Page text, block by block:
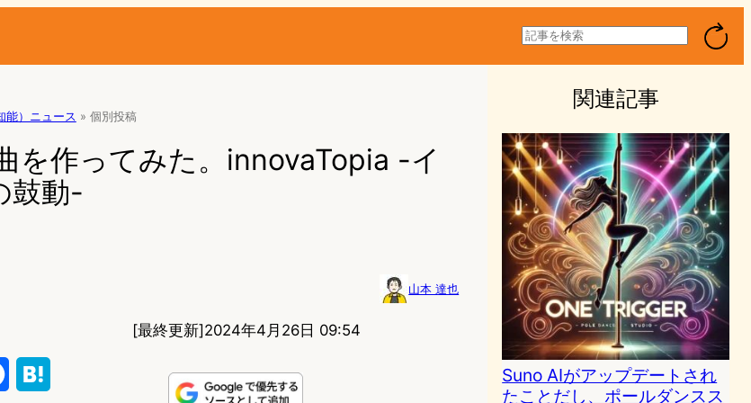
検
索
能）ニュース » 個別投稿
を作ってみた。innovaTopia -イ
鼓動-
山本 達也
[最終更新]2024年4月26日 09:54
関連記事
Suno AIがアップデートされ
たことだし、ポールダンスス